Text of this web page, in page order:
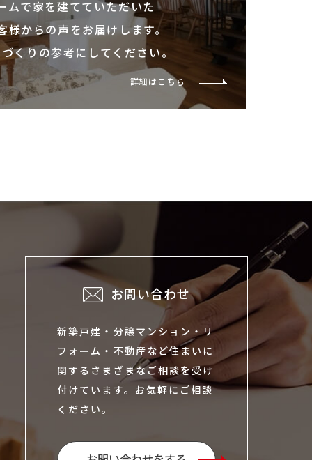
ムで家を建てていただいた
様からの声をお届けします。
くりの参考にしてください。
詳細はこちら
お問い合わせ
新築戸建・分譲マンション・リ
フォーム・不動産など住まいに
関するさまざまなご相談を受け
付けています。お気軽にご相談
ください。